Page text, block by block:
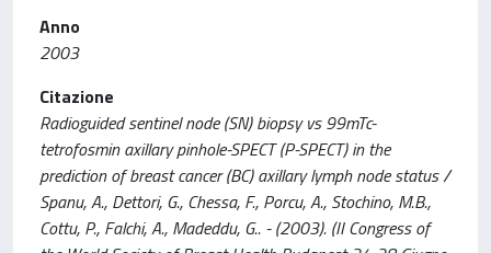
Anno
2003
Citazione
Radioguided sentinel node (SN) biopsy vs 99mTc-
tetrofosmin axillary pinhole-SPECT (P-SPECT) in the
prediction of breast cancer (BC) axillary lymph node status /
Spanu, A., Dettori, G., Chessa, F., Porcu, A., Stochino, M.B.,
Cottu, P., Falchi, A., Madeddu, G.. - (2003). (II Congress of